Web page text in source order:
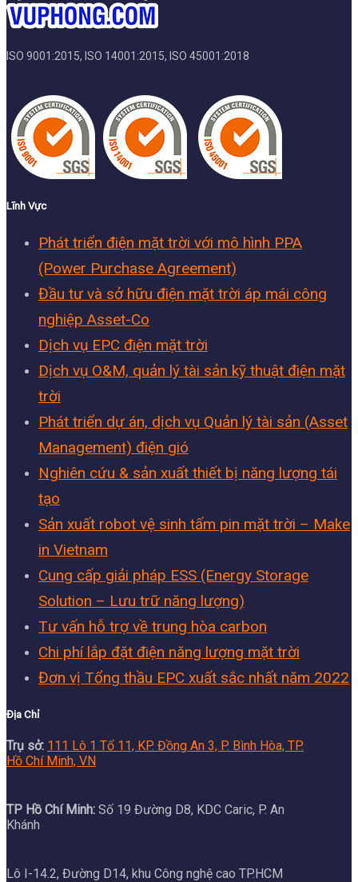
ISO 9001:2015, ISO 14001:2015, ISO 45001:2018
Lĩnh Vực
Phát triển điện mặt trời với mô hình PPA
(Power Purchase Agreement)
Đầu tư và sở hữu điện mặt trời áp mái công
nghiệp Asset-Co
Dịch vụ EPC điện mặt trời
Dịch vụ O&M, quản lý tài sản kỹ thuật điện mặt
trời
Phát triển dự án, dịch vụ Quản lý tài sản (Asset
Management) điện gió
Nghiên cứu & sản xuất thiết bị năng lượng tái
tạo
Sản xuất robot vệ sinh tấm pin mặt trời – Make
in Vietnam
Cung cấp giải pháp ESS (Energy Storage
Solution – Lưu trữ năng lượng)
Tư vấn hỗ trợ về trung hòa carbon
Chi phí lắp đặt điện năng lượng mặt trời
Đơn vị Tổng thầu EPC xuất sắc nhất năm 2022
Địa Chỉ
Trụ sở: 111 Lô 1 Tổ 11, KP. Đồng An 3, P. Bình Hòa, TP.
Hồ Chí Minh, VN
TP Hồ Chí Minh: Số 19 Đường D8, KDC Caric, P. An
Khánh
Lô I-14.2, Đường D14, khu Công nghệ cao TP.HCM